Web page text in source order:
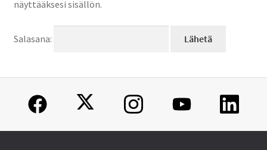
Muut maksut
näyttääksesi sisällön.
Salasana: